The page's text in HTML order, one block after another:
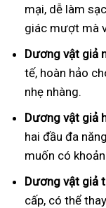
mại, dễ làm
giác mượt mà
Dương vật giả
tế, hoàn hảo
nhẹ nhàng.
Dương vật giả
hai đầu đa
muốn có
Dương vật giả
cấp, có thể